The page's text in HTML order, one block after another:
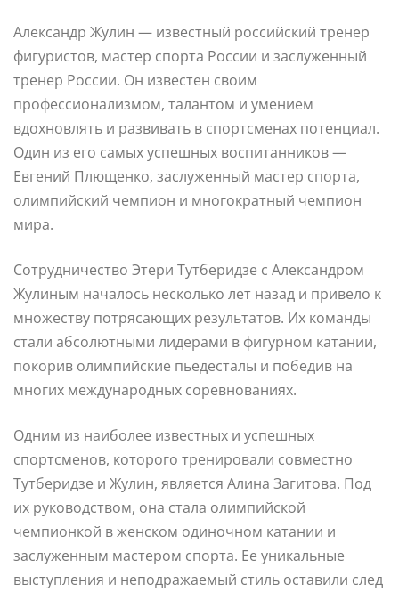
Александр Жулин — известный российский тренер
фигуристов, мастер спорта России и заслуженный
тренер России. Он известен своим
профессионализмом, талантом и умением
вдохновлять и развивать в спортсменах потенциал.
Один из его самых успешных воспитанников —
Евгений Плющенко, заслуженный мастер спорта,
олимпийский чемпион и многократный чемпион
мира.
Сотрудничество Этери Тутберидзе с Александром
Жулиным началось несколько лет назад и привело к
множеству потрясающих результатов. Их команды
стали абсолютными лидерами в фигурном катании,
покорив олимпийские пьедесталы и победив на
многих международных соревнованиях.
Одним из наиболее известных и успешных
спортсменов, которого тренировали совместно
Тутберидзе и Жулин, является Алина Загитова. Под
их руководством, она стала олимпийской
чемпионкой в женском одиночном катании и
заслуженным мастером спорта. Ее уникальные
выступления и неподражаемый стиль оставили след